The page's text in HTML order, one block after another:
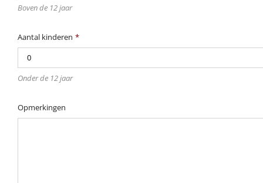
Boven de 12 jaar
Aantal kinderen *
Onder de 12 jaar
Opmerkingen